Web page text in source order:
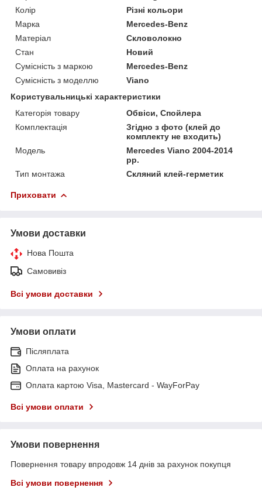
Колір
Різні кольори
Марка
Mercedes-Benz
Матеріал
Скловолокно
Стан
Новий
Сумісність з маркою
Mercedes-Benz
Сумісність з моделлю
Viano
Користувальницькі характеристики
Категорія товару
Обвіси, Спойлера
Комплектація
Згідно з фото (клей до
комплекту не входить)
Мoдель
Mercedes Viano 2004-2014
рр.
Тип монтажа
Скляний клей-герметик
Приховати
Умови доставки
Нова Пошта
Самовивіз
Всі умови доставки
Умови оплати
Післяплата
Оплата на рахунок
Оплата картою Visa, Mastercard - WayForPay
Всі умови оплати
Умови повернення
Повернення товару впродовж 14 днів за рахунок покупця
Всі умови повернення